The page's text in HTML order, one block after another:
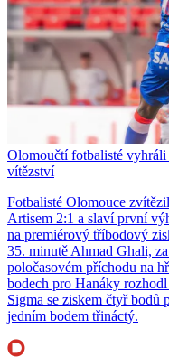
Olomoučtí fotbalisté
vítězství
Fotbalisté Olomouce
Artisem 2:1 a slaví první
na premiérový tříbodový
35. minutě Ahmad Ghali,
poločasovém příchodu na
bodech pro Hanáky
Sigma se ziskem čtyř bodů
jedním bodem třináctý.